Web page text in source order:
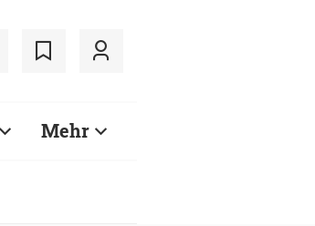
Mehr